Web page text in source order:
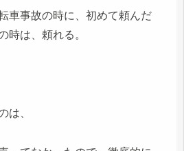
車事故の時に、初めて頼んだ
時は、頼れる。
は、